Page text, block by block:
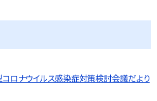
ロナウイルス感染症対策検討会議だより